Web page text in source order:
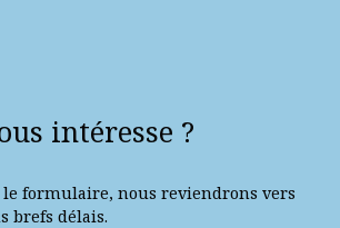
intéresse ?
formulaire, nous reviendrons vers
brefs délais.